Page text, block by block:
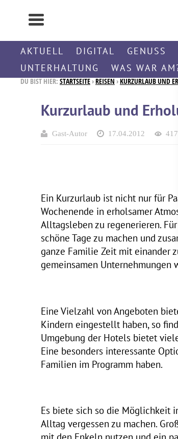
AKTUELL DIGITAL GENUSS
UNTERHALTUNG
WAS WAR
DU BIST HIER:STARTSEITE›REISEN›KURZURLAUB UND
Kurzurlaub und
Gast-Autor 17.04.2012
Ein Kurzurlaub ist nicht nur für
Wochenende in erholsamer
Alltagsleben zu regenerieren.
schöne Tage zu machen und
ganze Familie Zeit mit einander
gemeinsamen Unternehmungen
Eine Vielzahl von Angeboten
Kindern eingestellt haben, so
Umgebung der Hotels bietet
Eine besonders interessante
Familien im Programm haben.
Es biete sich so die Möglichkeit
Alltag vergessen zu machen.